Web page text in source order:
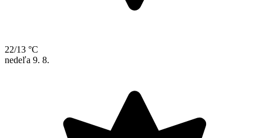
22/13 °C
nedeľa 9. 8.